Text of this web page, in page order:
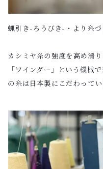
蝋引き-ろうびき-・より糸づ
カシミヤ糸の強度を高め滑り
「ワインダー」という機械
の糸は日本製にこだわってい